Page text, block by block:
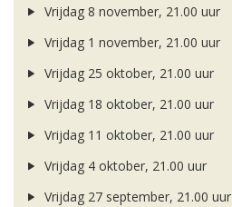
Vrijdag 8 november, 21.00 uur
Vrijdag 1 november, 21.00 uur
Vrijdag 25 oktober, 21.00 uur
Vrijdag 18 oktober, 21.00 uur
Vrijdag 11 oktober, 21.00 uur
Vrijdag 4 oktober, 21.00 uur
Vrijdag 27 september, 21.00 uur